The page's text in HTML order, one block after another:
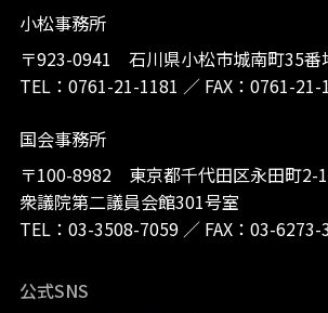
小松事務所
〒923-0941 石川県小松市城南町35番
TEL： 0761-21-1181 ／ FAX：0761-21-
国会事務所
〒100-8982 東京都千代田区永田町2-
衆議院第二議員会館301号室
TEL： 03-3508-7059／ FAX：03-6273-
公式SNS